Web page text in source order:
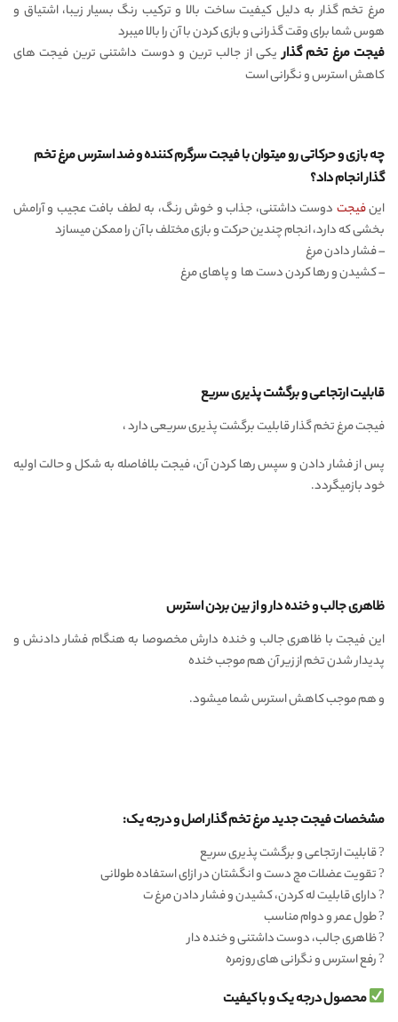
مرغ تخم گذار به دلیل کیفیت ساخت بالا و ترکیب رنگ بسیار زیبا، اشتیاق و
هوس شما برای وقت گذرانی و بازی کردن با آن را بالا میبرد
فیجت مرغ تخم گذار یکی از جالب ترین و دوست داشتنی ترین فیجت های
کاهش استرس و نگرانی است
چه بازی و حرکاتی رو میتوان با فیجت سرگرم کننده و ضد استرس مرغ تخم
گذار انجام داد؟
اینفیجت دوست داشتنی، جذاب و خوش رنگ، به لطف بافت عجیب و آرامش
بخشی که دارد، انجام چندین حرکت و بازی مختلف با آن را ممکن میسازد
– فشار دادن مرغ
– کشیدن و رها کردن دست ها و پاهای مرغ
قابلیت ارتجاعی و برگشت پذیری سریع
فیجت مرغ تخم گذار قابلیت برگشت پذیری سریعی دارد ،
پس از فشار دادن و سپس رها کردن آن، فیجت بلافاصله به شکل و حالت اولیه
خود بازمیگردد.
ظاهری جالب و خنده دار و از بین بردن استرس
این فیجت با ظاهری جالب و خنده دارش مخصوصا به هنگام فشار دادنش و
پدیدار شدن تخم از زیر آن هم موجب خنده
و هم موجب کاهش استرس شما میشود.
مشخصات فیجت جدید مرغ تخم گذار اصل و درجه یک:
? قابلیت ارتجاعی و برگشت پذیری سریع
? تقویت عضلات مچ دست و انگشتان در ازای استفاده طولانی
? دارای قابلیت له کردن، کشیدن و فشار دادن مرغ ت
? طول عمر و دوام مناسب
? ظاهری جالب، دوست داشتنی و خنده دار
? رفع استرس و نگرانی های روزمره
محصول درجه یک و با کیفیت